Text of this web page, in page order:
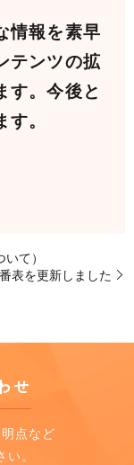
情報を素早
テンツの拡
す。今後と
。
て）
表を更新しました
せ
点など
。